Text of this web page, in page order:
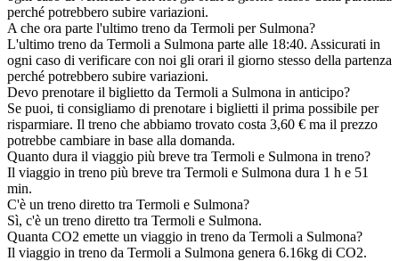
perché potrebbero subire variazioni.
A che ora parte l'ultimo treno da Termoli per Sulmona?
L'ultimo treno da Termoli a Sulmona parte alle 18:40. Assicurati in
ogni caso di verificare con noi gli orari il giorno stesso della partenza
perché potrebbero subire variazioni.
Devo prenotare il biglietto da Termoli a Sulmona in anticipo?
Se puoi, ti consigliamo di prenotare i biglietti il prima possibile per
risparmiare. Il treno che abbiamo trovato costa 3,60 € ma il prezzo
potrebbe cambiare in base alla domanda.
Quanto dura il viaggio più breve tra Termoli e Sulmona in treno?
Il viaggio in treno più breve tra Termoli e Sulmona dura 1 h e 51
min.
C'è un treno diretto tra Termoli e Sulmona?
Sì, c'è un treno diretto tra Termoli e Sulmona.
Quanta CO2 emette un viaggio in treno da Termoli a Sulmona?
Il viaggio in treno da Termoli a Sulmona genera 6.16kg di CO2.